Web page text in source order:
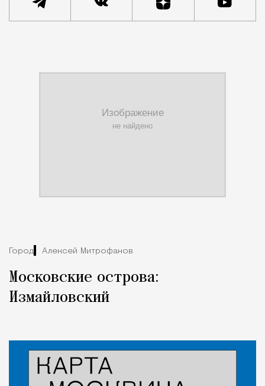
Город Алексей Митрофанов
Московские острова:
Измайловский